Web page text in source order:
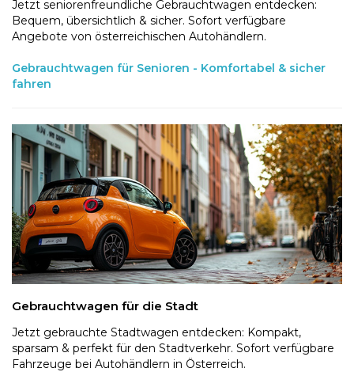
Jetzt seniorenfreundliche Gebrauchtwagen entdecken:
Bequem, übersichtlich & sicher. Sofort verfügbare
Angebote von österreichischen Autohändlern.
Gebrauchtwagen für Senioren - Komfortabel & sicher
fahren
Gebrauchtwagen für die Stadt
Jetzt gebrauchte Stadtwagen entdecken: Kompakt,
sparsam & perfekt für den Stadtverkehr. Sofort verfügbare
Fahrzeuge bei Autohändlern in Österreich.